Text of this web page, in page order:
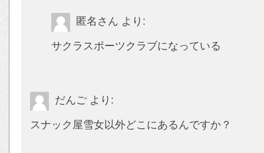
匿名さん より:
サクラスポーツクラブになっている
だんご より:
スナック屋雪女以外どこにあるんですか？